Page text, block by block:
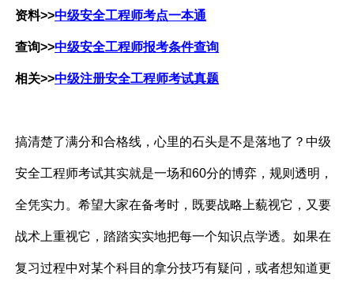
资料>>中级安全工程师考点一本通
查询>>中级安全工程师报考条件查询
相关>>中级注册安全工程师考试真题
搞清楚了满分和合格线，心里的石头是不是落地了？中级
安全工程师考试其实就是一场和60分的博弈，规则透明，
全凭实力。希望大家在备考时，既要战略上藐视它，又要
战术上重视它，踏踏实实地把每一个知识点学透。如果在
复习过程中对某个科目的拿分技巧有疑问，或者想知道更